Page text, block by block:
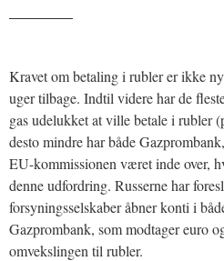
Kravet om betaling i rubler er ikke
uger tilbage. Indtil videre har de
gas udelukket at ville betale i rubler
desto mindre har både
EU-kommissionen været inde over,
denne udfordring. Russerne har
forsyningsselskaber åbner konti i
Gazprombank, som modtager euro
omvekslingen til rubler.